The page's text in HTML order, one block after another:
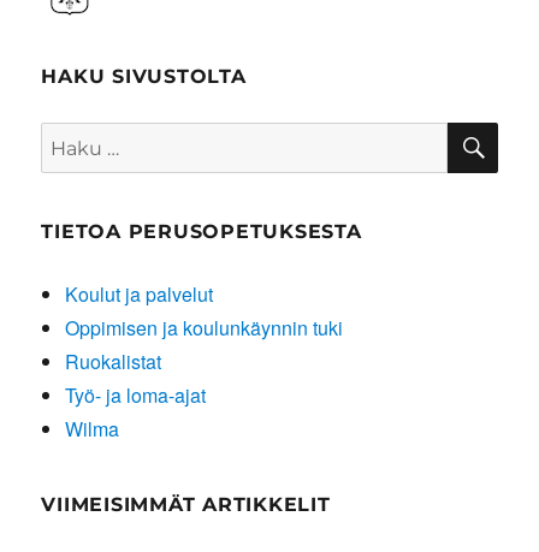
HAKU SIVUSTOLTA
Etsi:
TIETOA PERUSOPETUKSESTA
Koulut ja palvelut
Oppimisen ja koulunkäynnin tuki
Ruokalistat
Työ- ja loma-ajat
Wilma
VIIMEISIMMÄT ARTIKKELIT